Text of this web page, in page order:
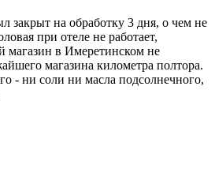
закрыт на обработку 3 дня, о чем не
при отеле не работает,
магазин в Имеретинском не
магазина километра полтора.
- ни соли ни масла подсолнечного,